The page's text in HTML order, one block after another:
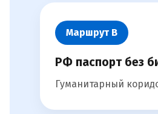
Маршрут В
РФ паспорт без
Гуманитарный